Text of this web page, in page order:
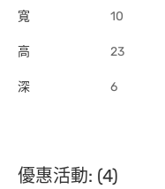
寬 10
高 23
深 6
優惠活動: (4)